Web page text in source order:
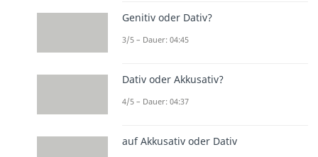
Genitiv oder Dativ?
3/5 – Dauer: 04:45
Dativ oder Akkusativ?
4/5 – Dauer: 04:37
auf Akkusativ oder Dativ